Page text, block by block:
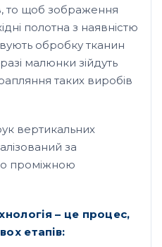
то щоб зображення
полотна з наявністю
обробку тканин
малюнки зійдуть
таких виробів
вертикальних
за
проміжною
– це процес,
етапів: